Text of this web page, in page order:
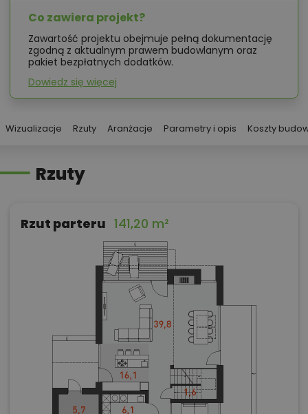
Co zawiera projekt?
Zawartość projektu obejmuje pełną dokumentację
zgodną z aktualnym prawem budowlanym oraz
pakiet bezpłatnych dodatków.
Dowiedz się więcej
Wizualizacje Rzuty Aranżacje Parametry i opis Koszty
Rzuty
Rzut parteru 141,20 m²